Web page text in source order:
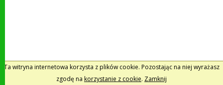
Ta witryna internetowa korzysta z plików cookie. Pozostając na niej wyrażasz
zgodę na korzystanie z cookie. Zamknij